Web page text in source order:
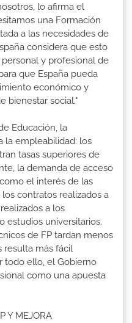
lo afirma el
una Formación
a las necesidades de
considera que esto
y profesional de
que España pueda
económico y
bienestar social."
Educación, la
la empleabilidad: los
tasas superiores de
la demanda de acceso
el interés de las
contratos realizados a
a los
estudios universitarios.
de FP tardan menos
más fácil
todo ello, el Gobierno
como una apuesta
Y MEJORA